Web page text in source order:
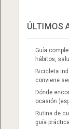
ÚLTIMOS
Guía
hábitos,
Bicicleta
conviene
Dónde
ocasión
Rutina de
guía